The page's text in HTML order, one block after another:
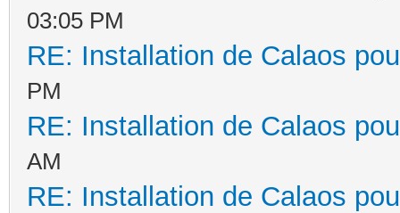
03:05 PM
RE: Installation de Calaos
PM
RE: Installation de Calaos
AM
RE: Installation de Calaos